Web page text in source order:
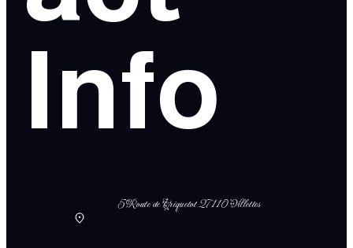
Info
5 Route de Criquetot 27110 Villettes